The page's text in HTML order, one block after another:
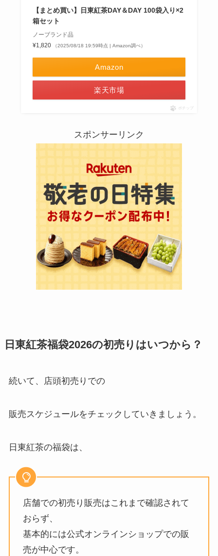
【まとめ買い】日東紅茶DAY＆DAY 100袋入り×2
箱セット
ノーブランド品
¥1,820
（2025/08/18 19:59時点 | Amazon調べ）
Amazon
楽天市場
ポチップ
スポンサーリンク
日東紅茶福袋2026の初売りはいつから？
続いて、店頭初売りでの
販売スケジュールをチェックしていきましょう。
日東紅茶の福袋は、
店舗での初売り販売はこれまで確認されて
おらず、
基本的には公式オンラインショップでの販
売が中心です。